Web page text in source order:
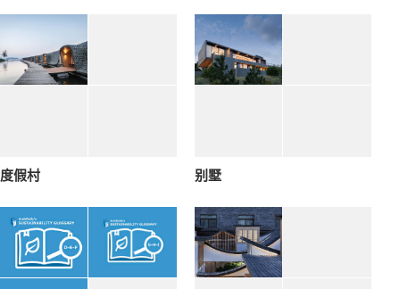
度假村 别墅